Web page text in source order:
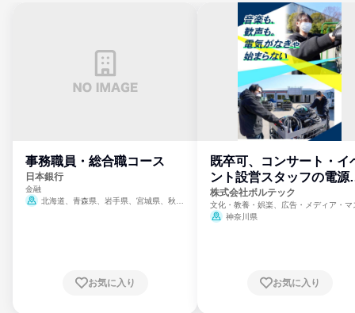
事務職員・総合職コース
日本銀行
金融
北海道、青森県、岩手県、宮城県、秋田
崎県、熊本県、大分県、宮崎県、鹿児島県、
お気に入り
既卒可、コンサート・イ
ント設営スタッフの電源
門
株式会社ボルテック
文化・教養・娯楽、広告・メディア・マ
ミ、電力・ガス・水道・エネルギー
神奈川県
お気に入り